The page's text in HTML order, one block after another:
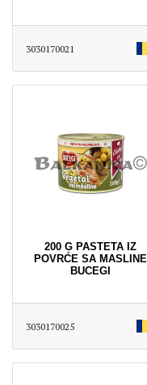
3030170021
200 G PASTETA IZ
POVRĆE SA MASLINE
BUCEGI
3030170025